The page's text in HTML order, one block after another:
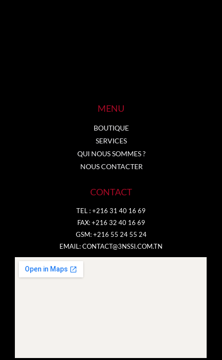
MENU
BOUTIQUE
SERVICES
QUI NOUS SOMMES ?
NOUS CONTACTER
CONTACT
TEL : +216 31 40 16 69
FAX: +216 32 40 16 69
GSM: +216 55 24 55 24
EMAIL:CONTACT@3NSSI.COM.TN